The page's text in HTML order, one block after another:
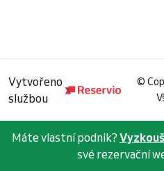
Vytvořeno
službou
©
Máte vlastní podnik?
své rezervační